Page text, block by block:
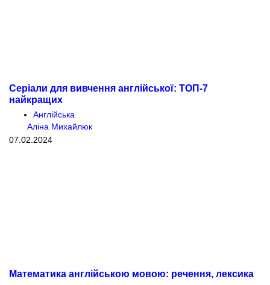
Серіали для вивчення англійської: ТОП-7
найкращих
Англійська
Аліна Михайлюк
07.02.2024
Математика англійською мовою: речення, лексика